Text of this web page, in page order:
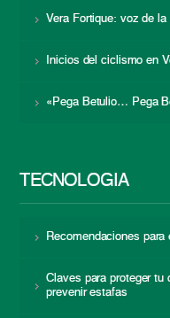
Vera Fortique: voz de la
Inicios del ciclismo en
«Pega Betulio… Pega
TECNOLOGÍA
Recomendaciones
Claves para proteger tu
prevenir estafas